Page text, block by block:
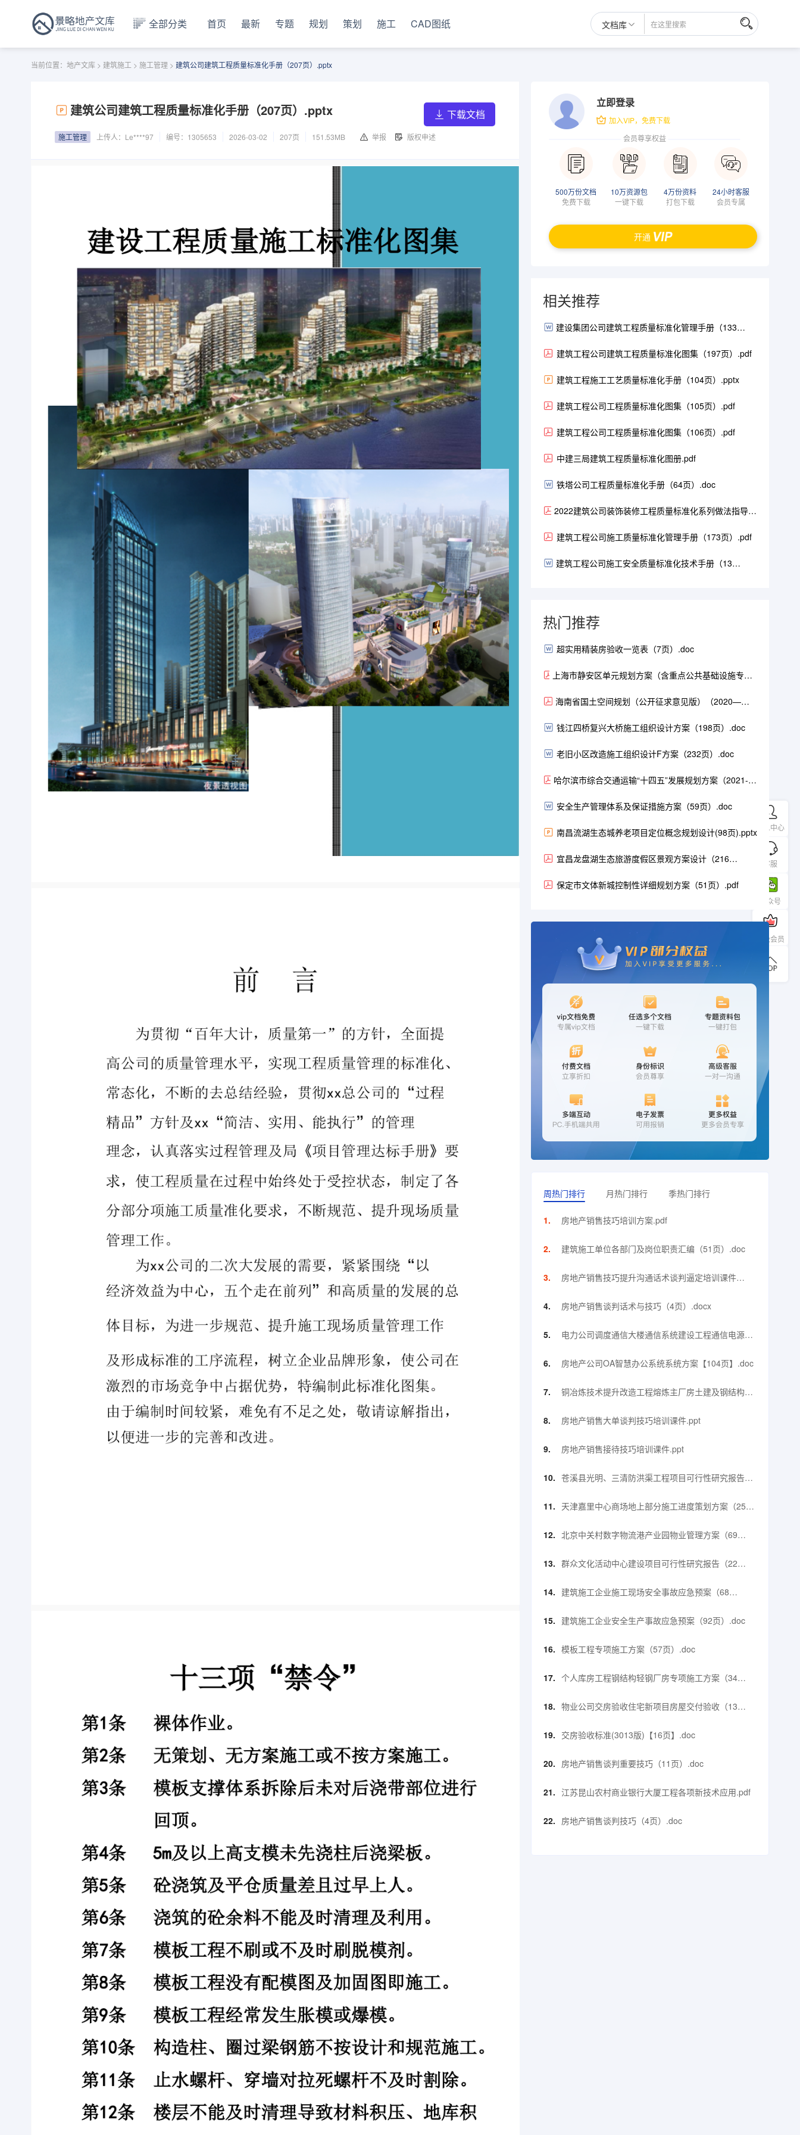
全部分类 首页 最新 专题 规划 策划 施工 CAD图纸 文档库
个人中心
客服
公众号
升级会员
当前位置： 地产文库 > 建筑施工 > 施工管理 > 建筑公司建筑工程质量标准化手册（207页）.pptx
建筑公司建筑工程质量标准化手册（207页）.pptx 下载文档
施工管理 上传人： Le****97 编号：1305653 2026-03-02 207页 151.53MB 举报 版权申述
立即登录
加入VIP，免费下载
会员尊享权益
500万份文档
免费下载
10万资源包
一键下载
4万份资料
打包下载
24小时客服
会员专属
开通
相关推荐
建设集团公司建筑工程质量标准化管理手册（133
建筑工程公司建筑工程质量标准化图集（197页）.pdf
建筑工程施工工艺质量标准化手册（104页）.pptx
建筑工程公司工程质量标准化图集（105页）.pdf
建筑工程公司工程质量标准化图集（106页）.pdf
中建三局建筑工程质量标准化图册.pdf
铁塔公司工程质量标准化手册（64页）.doc
2022建筑公司装饰装修工程质量标准化系列做法指导手
建筑工程公司施工质量标准化管理手册（173页）.pdf
建筑工程公司施工安全质量标准化技术手册（13
热门推荐
超实用精装房验收一览表（7页）.doc
上海市静安区单元规划方案（含重点公共基础设施专项
海南省国土空间规划（公开征求意见版）（2020—
钱江四桥复兴大桥施工组织设计方案（198页）.doc
老旧小区改造施工组织设计F方案（232页）.doc
哈尔滨市综合交通运输“十四五”发展规划方案（2021-
安全生产管理体系及保证措施方案（59页）.doc
南昌流湖生态城养老项目定位概念规划设计(98页).pptx
宜昌龙盘湖生态旅游度假区景观方案设计（216
保定市文体新城控制性详细规划方案（51页）.pdf
周热门排行 月热门排行 季热门排行
房地产销售技巧培训方案.pdf
建筑施工单位各部门及岗位职责汇编（51页）.doc
房地产销售技巧提升沟通话术谈判逼定培训课件
（144页）.ppt
房地产销售谈判话术与技巧（4页）.docx
电力公司调度通信大楼通信系统建设工程通信电源施
工措施及方案【52页】.docx
房地产公司OA智慧办公系统系统方案【104页】.doc
铜冶炼技术提升改造工程熔炼主厂房土建及钢结构工
程钢结构施工方案【90页】.doc
房地产销售大单谈判技巧培训课件.ppt
房地产销售接待技巧培训课件.ppt
苍溪县光明、三清防洪渠工程项目可行性研究报告
（56页）.doc
天津嘉里中心商场地上部分施工进度策划方案（25
页）.pptx
北京中关村数字物流港产业园物业管理方案（69
页）.pdf
群众文化活动中心建设项目可行性研究报告（22
页）.doc
建筑施工企业施工现场安全事故应急预案（68
页）.doc
建筑施工企业安全生产事故应急预案（92页）.doc
模板工程专项施工方案（57页）.doc
个人库房工程钢结构轻钢厂房专项施工方案（34
页）.pdf
物业公司交房验收住宅新项目房屋交付验收（13
页）.doc
交房验收标准(3013版)【16页】.doc
房地产销售谈判重要技巧（11页）.doc
江苏昆山农村商业银行大厦工程各项新技术应用.pdf
房地产销售谈判技巧（4页）.doc